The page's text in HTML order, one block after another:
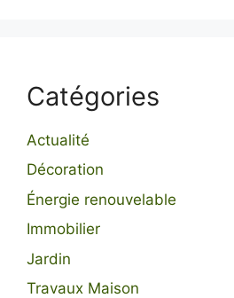
Catégories
Actualité
Décoration
Énergie renouvelable
Immobilier
Jardin
Travaux Maison